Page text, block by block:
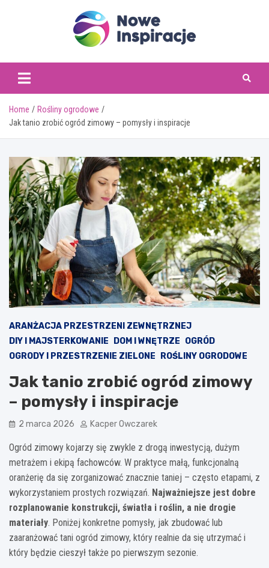
Home
Rośliny ogrodowe
Jak tanio zrobić ogród zimowy – pomysły i inspiracje
ARANŻACJA PRZESTRZENI ZEWNĘTRZNEJ
DIY I MAJSTERKOWANIE
DOM I WNĘTRZE OGRÓD
OGRODY I PRZESTRZENIE ZIELONE
ROŚLINY OGRODOWE
Jak tanio zrobić ogród zimowy
– pomysły i inspiracje
2 marca 2026 Kacper Owczarek
Ogród zimowy kojarzy się zwykle z drogą inwestycją, dużym
metrażem i ekipą fachowców. W praktyce małą, funkcjonalną
oranżerię da się zorganizować znacznie taniej – często etapami, z
wykorzystaniem prostych rozwiązań. Najważniejsze jest dobre
rozplanowanie konstrukcji, światła i roślin, a nie drogie
materiały. Poniżej konkretne pomysły, jak zbudować lub
zaaranżować tani ogród zimowy, który realnie da się utrzymać i
który będzie cieszył także po pierwszym sezonie.